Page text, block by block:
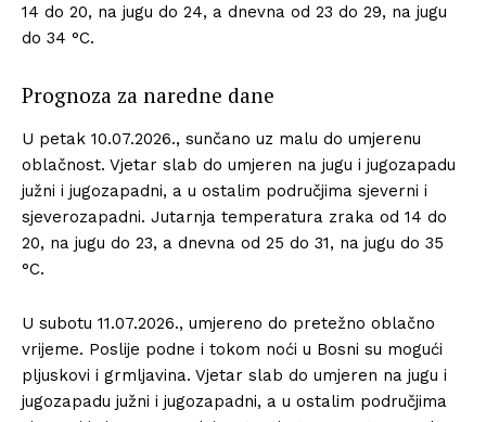
14 do 20, na jugu do 24, a dnevna od 23 do 29, na jugu
do 34 °C.
Prognoza za naredne dane
U petak 10.07.2026., sunčano uz malu do umjerenu
oblačnost. Vjetar slab do umjeren na jugu i jugozapadu
južni i jugozapadni, a u ostalim područjima sjeverni i
sjeverozapadni. Jutarnja temperatura zraka od 14 do
20, na jugu do 23, a dnevna od 25 do 31, na jugu do 35
°C.
U subotu 11.07.2026., umjereno do pretežno oblačno
vrijeme. Poslije podne i tokom noći u Bosni su mogući
pljuskovi i grmljavina. Vjetar slab do umjeren na jugu i
jugozapadu južni i jugozapadni, a u ostalim područjima